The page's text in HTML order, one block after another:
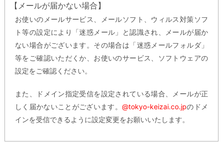
【メールが届かない場合】
お使いのメールサービス、メールソフト、ウィルス対策ソフ
ト等の設定により「迷惑メール」と認識され、メールが届か
ない場合がございます。その場合は「迷惑メールフォルダ」
等をご確認いただくか、お使いのサービス、ソフトウェアの
設定をご確認ください。
また、ドメイン指定受信を設定されている場合、メールが正
しく届かないことがございます。@tokyo-keizai.co.jpのドメ
インを受信できるように設定変更をお願いいたします。